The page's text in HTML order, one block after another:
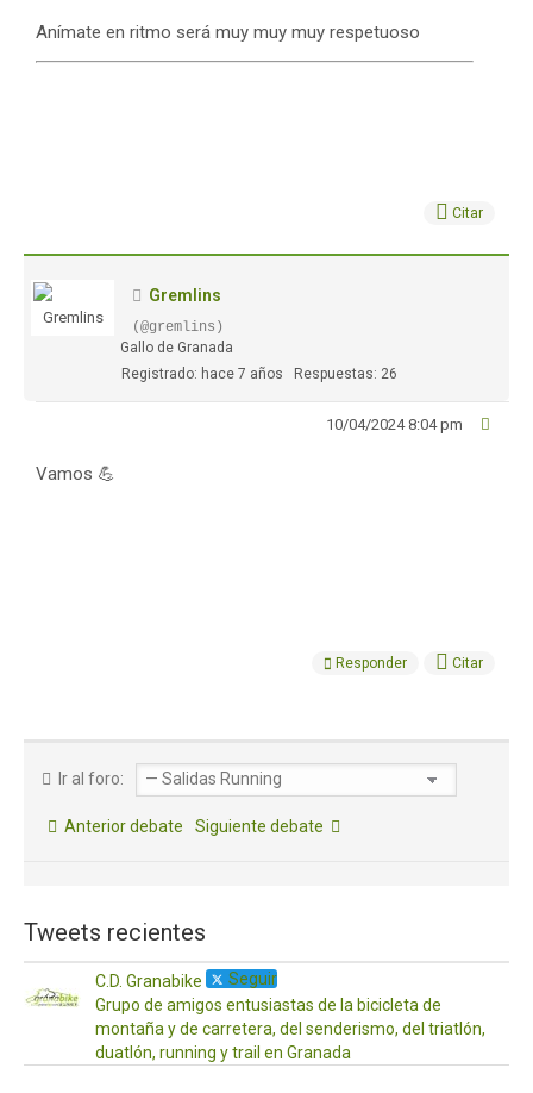
Anímate en ritmo será muy muy muy respetuoso
Citar
Gremlins
(@gremlins)
Gallo de Granada
Registrado: hace 7 años
Respuestas: 26
10/04/2024 8:04 pm
Vamos 💪
Responder Citar
Ir al foro:
Anterior debate Siguiente debate
Tweets recientes
C.D. Granabike
Seguir
Grupo de amigos entusiastas de la bicicleta de
montaña y de carretera, del senderismo, del triatlón,
duatlón, running y trail en Granada